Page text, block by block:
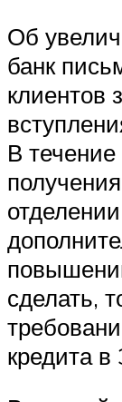
Об
банк
клиентов
В
сделать,
кредита